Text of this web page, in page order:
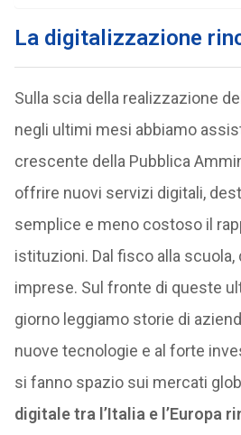
La digitalizzazione
Sulla scia della realizzazione
negli ultimi mesi abbiamo
crescente della Pubblica
offrire nuovi servizi digitali,
semplice e meno costoso il
istituzioni. Dal fisco alla scuola,
imprese. Sul fronte di queste
giorno leggiamo storie di
nuove tecnologie e al forte
si fanno spazio sui mercati
digitale tra l’Italia e l’Europa